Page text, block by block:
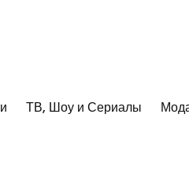
ТВ, Шоу и Сериалы